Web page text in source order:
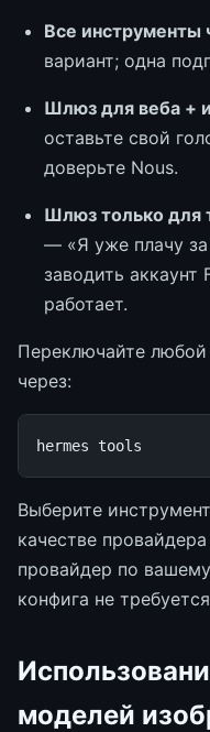
Все инструменты
вариант; одна
Шлюз для веба +
оставьте свой
доверьте Nous.
Шлюз только для
— «Я уже плачу за
заводить
работает.
Переключайте
через:
hermes tools
Выберите
качестве
провайдер по
конфига не
моделей